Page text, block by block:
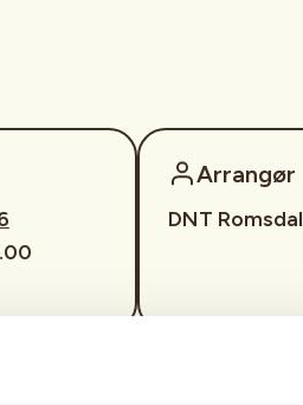
Arrangør
DNT Romsdal
frivillige
primus motor. Det